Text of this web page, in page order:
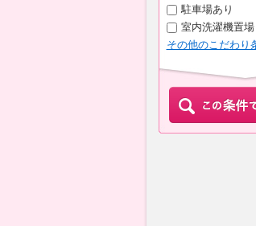
駐車場あり
室内洗濯機置場
その他のこだわり